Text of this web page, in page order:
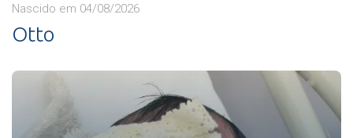
Nascido em 04/08/2026
Otto